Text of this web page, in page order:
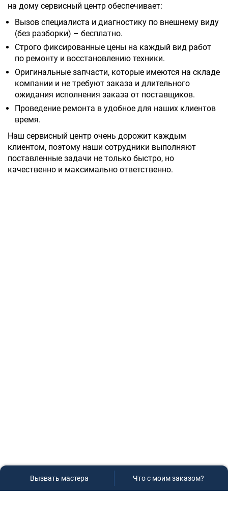
на дому сервисный центр обеспечивает:
Вызов специалиста и диагностику по внешнему виду
(без разборки) – бесплатно.
Строго фиксированные цены на каждый вид работ
по ремонту и восстановлению техники.
Оригинальные запчасти, которые имеются на складе
компании и не требуют заказа и длительного
ожидания исполнения заказа от поставщиков.
Проведение ремонта в удобное для наших клиентов
время.
Наш сервисный центр очень дорожит каждым
клиентом, поэтому наши сотрудники выполняют
поставленные задачи не только быстро, но
качественно и максимально ответственно.
Вызвать мастера Что с моим заказом?